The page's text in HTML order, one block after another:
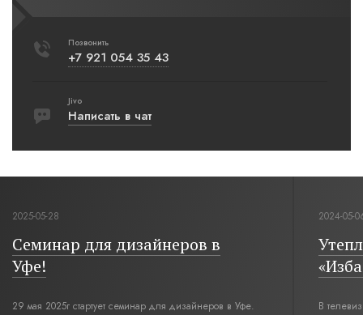
Позвонить
+7 921 054 35 43
Jivo
Написать в чат
2025-05-28
Семинар для дизайнеров в
Уфе!
29 мая 2025г стартует семинар для дизайнеров в Уфе.
2024-05-
В